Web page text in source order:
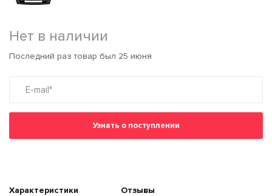
Нет в наличии
Последний раз товар был 25 июня
Узнать о поступлении
Характеристики Отзывы